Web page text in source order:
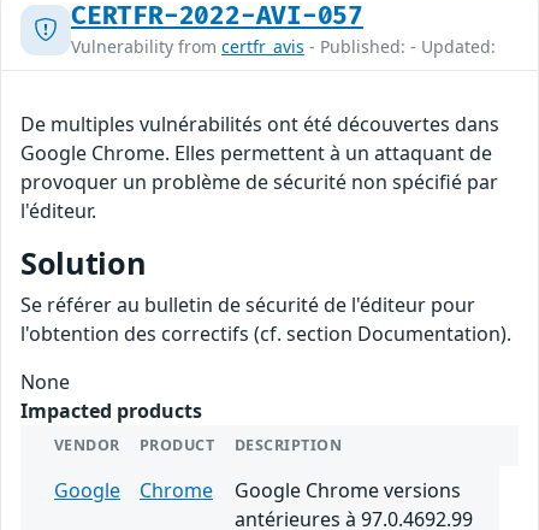
CERTFR-2022-AVI-057
Vulnerability from certfr_avis - Published: - Updated:
De multiples vulnérabilités ont été découvertes dans
Google Chrome. Elles permettent à un attaquant de
provoquer un problème de sécurité non spécifié par
l'éditeur.
Solution
Se référer au bulletin de sécurité de l'éditeur pour
l'obtention des correctifs (cf. section Documentation).
None
Impacted products
VENDOR PRODUCT DESCRIPTION
Google Chrome
Google Chrome versions
antérieures à 97.0.4692.99